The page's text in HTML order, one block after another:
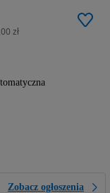
zł
Zobacz ogłoszenia